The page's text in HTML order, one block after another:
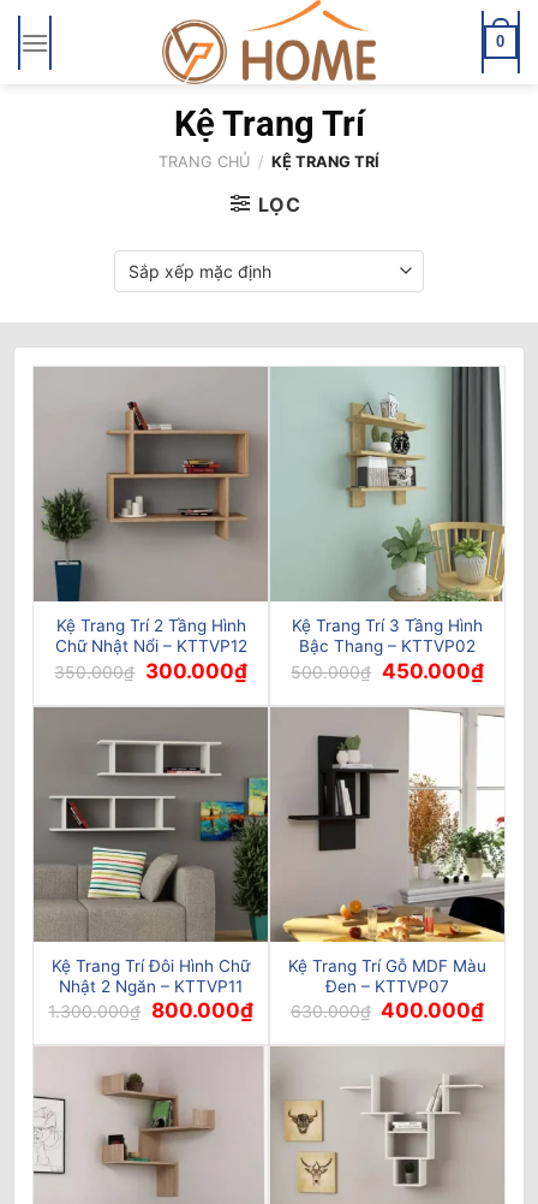
Bỏ
qua
nội
0
Kệ Trang Trí
TRANG CHỦ / KỆ TRANG TRÍ
LỌC
Kệ Trang Trí 2 Tầng Hình
Chữ Nhật Nổi – KTTVP12
350.000₫ Giá
gốc
là:
300.000₫Giá
hiện
tại
300.000₫.
Kệ Trang Trí 3 Tầng Hình
Bậc Thang – KTTVP02
500.000₫ Giá
gốc
là:
500.000₫.
450.000₫Giá
hiện
tại
là:
Kệ Trang Trí Đôi Hình Chữ
Nhật 2 Ngăn – KTTVP11
1.300.000₫ Giá
gốc
là:
800.000₫Giá
hiện
tại
Kệ Trang Trí Gỗ MDF Màu
Đen – KTTVP07
630.000₫ Giá
gốc
là:
400.000₫Giá
tại